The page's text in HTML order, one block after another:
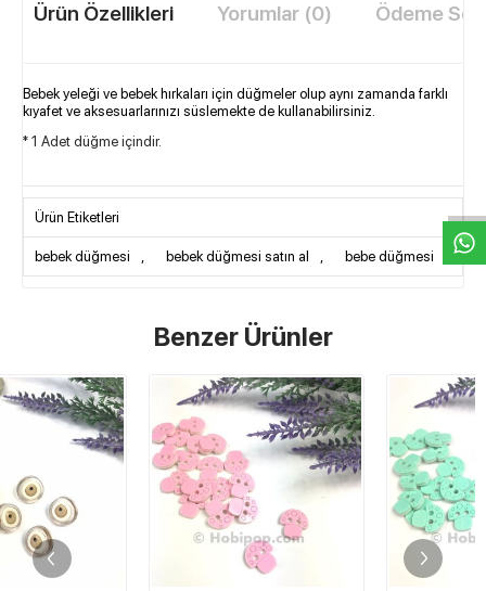
W
h
t
s
a
p
p
D
e
s
e
H
a
t
t
Ürün Özellikleri Yorumlar (0) Ödeme
Bebek yeleği ve bebek hırkaları için düğmeler olup aynı zamanda farklı
kıyafet ve aksesuarlarınızı süslemekte de kullanabilirsiniz.
* 1 Adet düğme içindir.
Ürün Etiketleri
bebek düğmesi , bebek düğmesi satın al , bebe düğmesi
Benzer Ürünler